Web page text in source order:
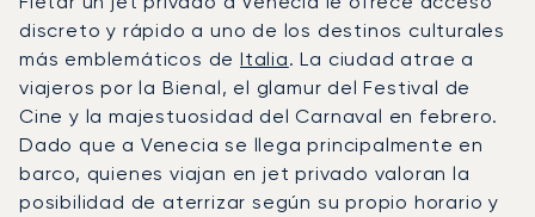
discreto y rápido a uno de los destinos culturales
más emblemáticos deItalia. La ciudad atrae a
viajeros por la Bienal, el glamur del Festival de
Cine y la majestuosidad del Carnaval en febrero.
Dado que a Venecia se llega principalmente en
barco, quienes viajan en jet privado valoran la
posibilidad de aterrizar según su propio horario y